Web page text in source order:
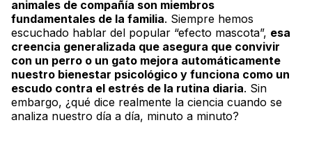
animales de compañía son miembros
fundamentales de la familia. Siempre hemos
escuchado hablar del popular “efecto mascota”, esa
creencia generalizada que asegura que convivir
con un perro o un gato mejora automáticamente
nuestro bienestar psicológico y funciona como un
escudo contra el estrés de la rutina diaria. Sin
embargo, ¿qué dice realmente la ciencia cuando se
analiza nuestro día a día, minuto a minuto?